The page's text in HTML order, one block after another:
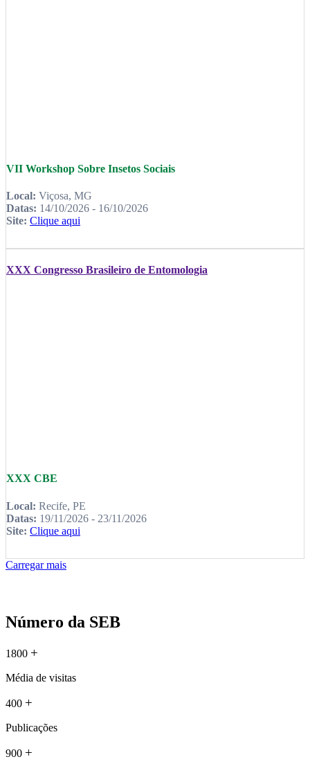
VII Workshop Sobre Insetos Sociais
Local: Viçosa, MG
Datas: 14/10/2026 - 16/10/2026
Site: Clique aqui
XXX Congresso Brasileiro de Entomologia
XXX CBE
Local: Recife, PE
Datas: 19/11/2026 - 23/11/2026
Site: Clique aqui
Carregar mais
Número da SEB
1800 +
Média de visitas
400 +
Publicações
900 +